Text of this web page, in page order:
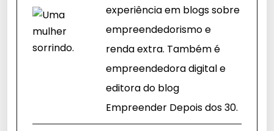
experiência em blogs sobre
empreendedorismo e
renda extra. Também é
empreendedora digital e
editora do blog
Empreender Depois dos 30.